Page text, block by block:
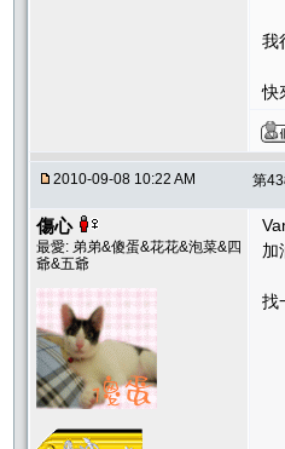
我
快
2010-09-08 10:22 AM 第43
傷心
最愛: 弟弟&傻蛋&花花&泡菜&四
爺&五爺
加
找